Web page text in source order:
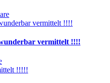
vermittelt !!!!